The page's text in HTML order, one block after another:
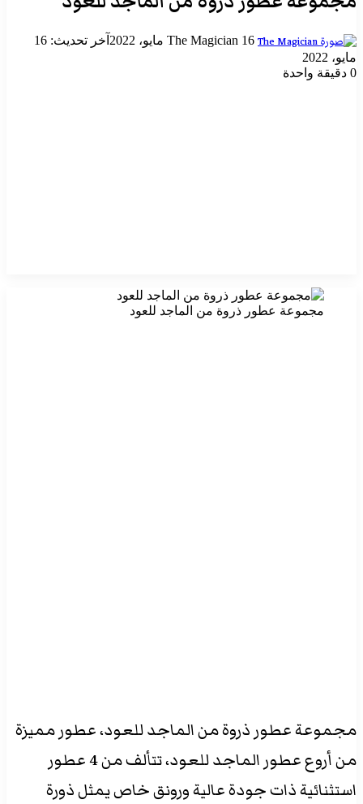
The Magician
أرسل 16 مايو، 2022
آخر تحديث: 16
مايو، 2022
0 دقيقة واحدة
مجموعة عطور ذروة من الماجد للعود
مجموعة عطور ذروة من الماجد للعود، عطور مميزة
من أروع عطور الماجد للعود، تتألف من 4 عطور
استثنائية ذات جودة عالية ورونق خاص يمثل ذورة